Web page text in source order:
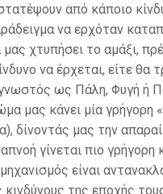
από κάποιο
να ερχόταν
χτυπήσει το αμάξι,
να έρχεται, είτε
ως Πάλη, Φυγή ή
μας κάνει μία
δίνοντάς μας την
γίνεται πιο
είναι
της εποχής